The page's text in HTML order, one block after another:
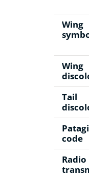
Wing
Wing
Tail
code
Radio